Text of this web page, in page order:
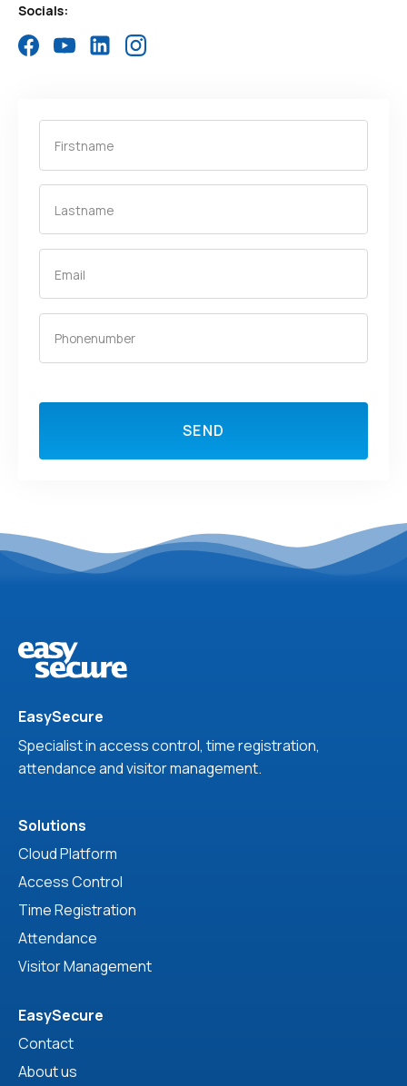
Socials:
EasySecure
Specialist in access control, time registration,
attendance and visitor management.
Solutions
Cloud Platform
Access Control
Time Registration
Attendance
Visitor Management
EasySecure
Contact
About us